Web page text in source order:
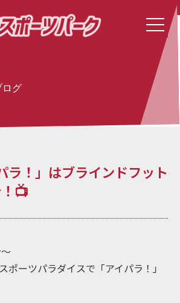
ログ
ラ！」はブラインドフット
📺
ポーツパラダイスで「アイパラ！」